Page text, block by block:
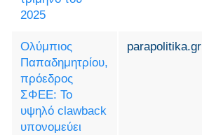
2025
Ολύμπιος
Παπαδημητρίου,
πρόεδρος
ΣΦΕΕ: Το
υψηλό clawback
υπονομεύει
parapolitika.gr